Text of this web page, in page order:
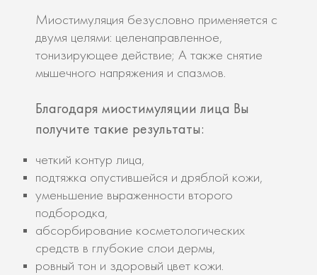
Миостимуляция безусловно применяется с
двумя целями: целенаправленное,
тонизирующее действие; А также снятие
мышечного напряжения и спазмов.
Благодаря миостимуляции лица Вы
получите такие результаты:
четкий контур лица,
подтяжка опустившейся и дряблой кожи,
уменьшение выраженности второго
подбородка,
абсорбирование косметологических
средств в глубокие слои дермы,
ровный тон и здоровый цвет кожи.